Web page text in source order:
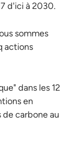
d'ici à 2030.
sommes
actions
dans les 12
en
carbone au